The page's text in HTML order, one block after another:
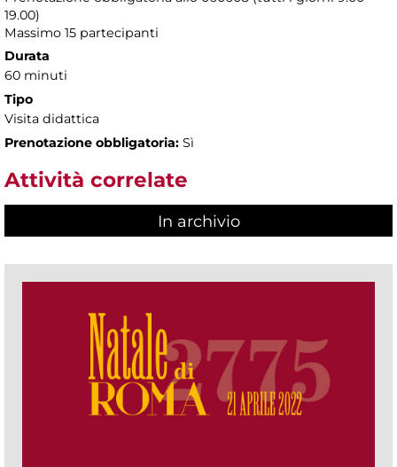
19.00)
Massimo 15 partecipanti
Durata
60 minuti
Tipo
Visita didattica
Prenotazione obbligatoria: Sì
Attività correlate
In archivio